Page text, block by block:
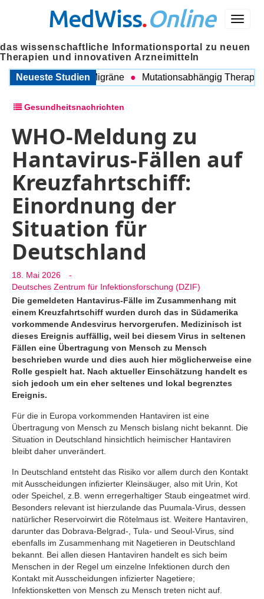
Menü
MedWiss.Online
das wissenschaftliche Informationsportal zu neuen
Therapien und innovativen Arzneimitteln
Neueste Studien
COPD und Migräne Mutationsabhängig Therapie
Gesundheitsnachrichten
WHO-Meldung zu
Hantavirus-Fällen auf
Kreuzfahrtschiff:
Einordnung der
Situation für
Deutschland
18. Mai 2026
-
Deutsches Zentrum für Infektionsforschung (DZIF)
Die gemeldeten Hantavirus-Fälle im Zusammenhang mit
einem Kreuzfahrtschiff wurden durch das in Südamerika
vorkommende Andesvirus hervorgerufen. Medizinisch ist
dieses Ereignis auffällig, weil bei diesem Virus in seltenen
Fällen eine Übertragung von Mensch zu Mensch
beschrieben wurde und dies auch hier möglicherweise eine
Rolle gespielt hat. Nach aktueller Einschätzung handelt es
sich jedoch um ein eher seltenes und lokal begrenztes
Ereignis.
Für die in Europa vorkommenden Hantaviren ist eine
Übertragung von Mensch zu Mensch bislang nicht bekannt. Die
Situation in Deutschland hinsichtlich heimischer Hantaviren
bleibt daher unverändert.
In Deutschland entsteht das Risiko vor allem durch den Kontakt
mit Ausscheidungen infizierter Kleinsäuger, also mit Urin, Kot
oder Speichel, z.B. wenn erregerhaltiger Staub eingeatmet wird.
Besonders relevant ist hierzulande das Puumala-Virus, dessen
natürlicher Reservoirwirt die Rötelmaus ist. Weitere Hantaviren,
darunter das Dobrava-Belgrad-, Tula- und Seoul-Virus, sind
ebenfalls im Zusammenhang mit Nagetieren in Deutschland
bekannt. Bei allen diesen Hantaviren handelt es sich beim
Menschen in der Regel um einzelne Infektionen durch den
Kontakt mit Ausscheidungen infizierter Nagetiere;
Infektionsketten von Mensch zu Mensch treten nicht auf.